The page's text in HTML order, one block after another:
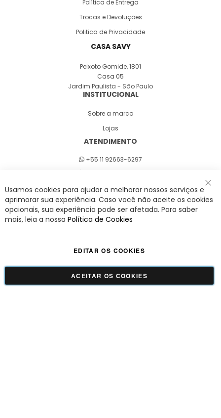
Política de Entrega
Trocas e Devoluções
Politica de Privacidade
CASA SAVY
Peixoto Gomide, 1801
Casa 05
Jardim Paulista - São Paulo
INSTITUCIONAL
Sobre a marca
Lojas
ATENDIMENTO
+55 11 92663-6297
A Savy é uma lifestyle brand. Uma marca que promove fluidez para viver
o agora com leveza, cor e estilo.
GUADALUPE COMERCIO LTDA - 42.509.755/0001-66 | Tecnologia e Design:
Usamos cookies para ajudar a melhorar nossos serviços e
aprimorar sua experiência. Caso você não aceite os cookies
opcionais, sua experiência pode ser afetada. Para saber
mais, leia a nossa Política de Cookies
ACEITAR OS COOKIES
EDITAR OS COOKIES